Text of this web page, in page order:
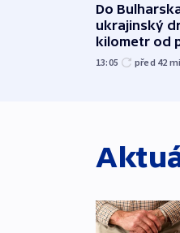
Do
ukrajinský
kilometr od
13:05 před 42